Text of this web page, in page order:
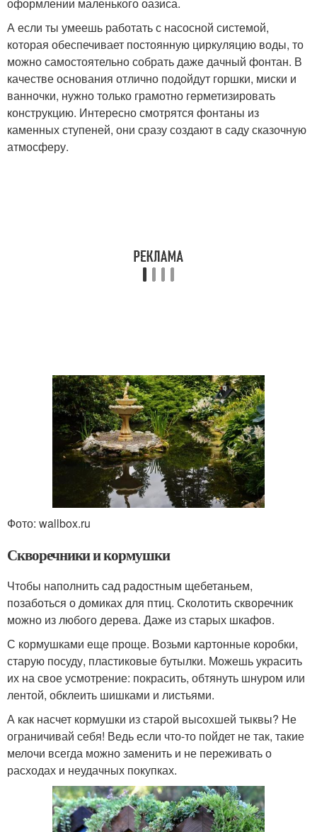
А если ты умеешь работать с насосной системой,
которая обеспечивает постоянную циркуляцию воды, то
можно самостоятельно собрать даже дачный фонтан. В
качестве основания отлично подойдут горшки, миски и
ванночки, нужно только грамотно герметизировать
конструкцию. Интересно смотрятся фонтаны из
каменных ступеней, они сразу создают в саду сказочную
атмосферу.
Фото: wallbox.ru
Скворечники и кормушки
Чтобы наполнить сад радостным щебетаньем,
позаботься о домиках для птиц. Сколотить скворечник
можно из любого дерева. Даже из старых шкафов.
С кормушками еще проще. Возьми картонные коробки,
старую посуду, пластиковые бутылки. Можешь украсить
их на свое усмотрение: покрасить, обтянуть шнуром или
лентой, обклеить шишками и листьями.
А как насчет кормушки из старой высохшей тыквы? Не
ограничивай себя! Ведь если что-то пойдет не так, такие
мелочи всегда можно заменить и не переживать о
расходах и неудачных покупках.